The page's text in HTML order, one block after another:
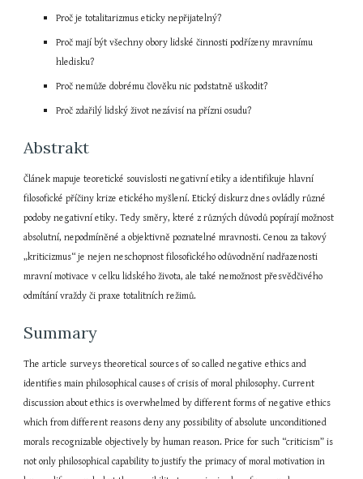
Proč je totalitarizmus eticky nepřijatelný?
Proč mají být všechny obory lidské činnosti podřízeny mravnímu
hledisku?
Proč nemůže dobrému člověku nic podstatně uškodit?
Proč zdařilý lidský život nezávisí na přízni osudu?
Abstrakt
Článek mapuje teoretické souvislosti negativní etiky a identifikuje hlavní
filosofické příčiny krize etického myšlení. Etický diskurz dnes ovládly různé
podoby negativní etiky. Tedy směry, které z různých důvodů popírají možnost
absolutní, nepodmíněné a objektivně poznatelné mravnosti. Cenou za takový
„kriticizmus“ je nejen neschopnost filosofického odůvodnění nadřazenosti
mravní motivace v celku lidského života, ale také nemožnost přesvědčivého
odmítání vraždy či praxe totalitních režimů.
Summary
The article surveys theoretical sources of so called negative ethics and
identifies main philosophical causes of crisis of moral philosophy. Current
discussion about ethics is overwhelmed by different forms of negative ethics
which from different reasons deny any possibility of absolute unconditioned
morals recognizable objectively by human reason. Price for such “criticism” is
not only philosophical capability to justify the primacy of moral motivation in